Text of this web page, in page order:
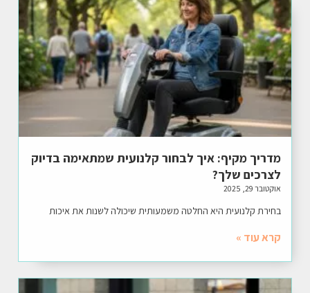
מדריך מקיף: איך לבחור קלנועית שמתאימה בדיוק
לצרכים שלך?
אוקטובר 29, 2025
בחירת קלנועית היא החלטה משמעותית שיכולה לשנות את איכות
קרא עוד »